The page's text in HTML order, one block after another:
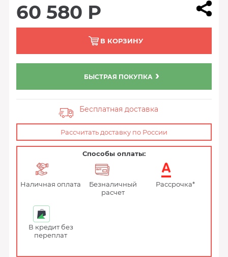
60 580 Р
В КОРЗИНУ
БЫСТРАЯ ПОКУПКА
Бесплатная доставка
Рассчитать доставку по России
Способы оплаты:
Наличная оплата
Безналичный
расчет
Рассрочка*
В кредит без
переплат